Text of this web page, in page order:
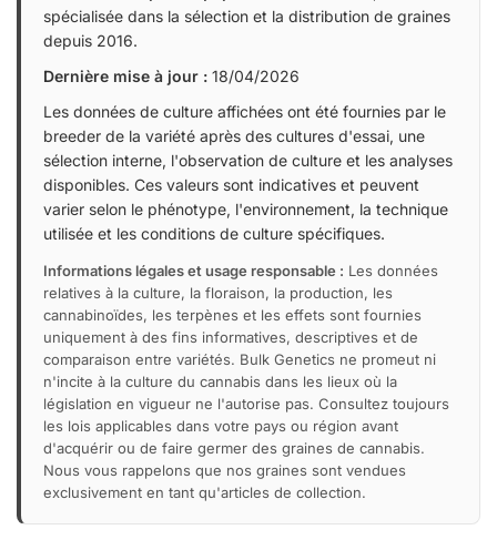
spécialisée dans la sélection et la distribution de graines
depuis 2016.
Dernière mise à jour : 18/04/2026
Les données de culture affichées ont été fournies par le
breeder de la variété après des cultures d'essai, une
sélection interne, l'observation de culture et les analyses
disponibles. Ces valeurs sont indicatives et peuvent
varier selon le phénotype, l'environnement, la technique
utilisée et les conditions de culture spécifiques.
Informations légales et usage responsable : Les données
relatives à la culture, la floraison, la production, les
cannabinoïdes, les terpènes et les effets sont fournies
uniquement à des fins informatives, descriptives et de
comparaison entre variétés. Bulk Genetics ne promeut ni
n'incite à la culture du cannabis dans les lieux où la
législation en vigueur ne l'autorise pas. Consultez toujours
les lois applicables dans votre pays ou région avant
d'acquérir ou de faire germer des graines de cannabis.
Nous vous rappelons que nos graines sont vendues
exclusivement en tant qu'articles de collection.